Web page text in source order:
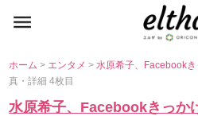
ホーム> エンタメ>水原希子、Facebook
真・詳細 4枚目
水原希子、Facebookきっか